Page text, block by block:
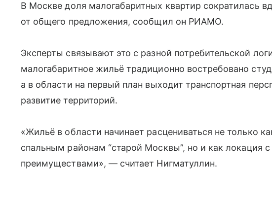
В Москве доля малогабаритных квартир сократилась
от общего предложения, сообщил он РИАМО.
Эксперты связывают это с разной потребительской
малогабаритное жильё традиционно востребовано
а в области на первый план выходит транспортная
развитие территорий.
«Жильё в области начинает расцениваться не только
спальным районам “старой Москвы”, но и как локация
преимуществами», — считает Нигматуллин.